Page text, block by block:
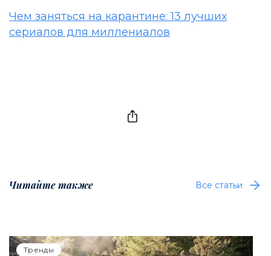
Чем заняться на карантине: 13 лучших
сериалов для миллениалов
Читайте также Все статьи